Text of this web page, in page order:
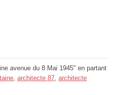
avenue du 8 Mai 1945" en partant
, architecte 87, architecte